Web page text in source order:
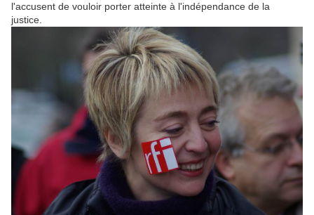
l'accusent de vouloir porter atteinte à l'indépendance de la
justice.